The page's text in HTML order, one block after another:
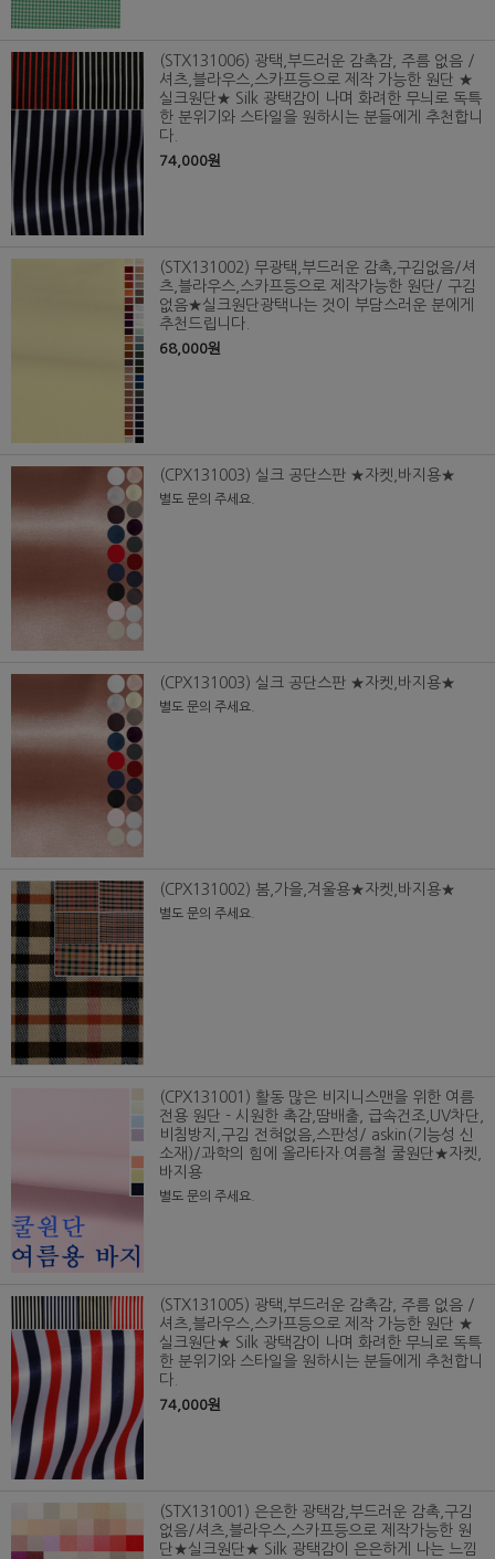
(STX131006) 광택,부드러운 감촉감, 주름 없음 /
셔츠,블라우스,스카프등으로 제작 가능한 원단 ★
실크원단★ Silk 광택감이 나며 화려한 무늬로 독특
한 분위기와 스타일을 원하시는 분들에게 추천합니
다.
74,000원
(STX131002) 무광택,부드러운 감촉,구김없음/셔
츠,블라우스,스카프등으로 제작가능한 원단/ 구김
없음★실크원단광택나는 것이 부담스러운 분에게
추천드립니다.
68,000원
(CPX131003) 실크 공단스판 ★자켓,바지용★
별도 문의 주세요.
(CPX131003) 실크 공단스판 ★자켓,바지용★
별도 문의 주세요.
(CPX131002) 봄,가을,겨울용★자켓,바지용★
별도 문의 주세요.
(CPX131001) 활동 많은 비지니스맨을 위한 여름
전용 원단 - 시원한 촉감,땀배출, 급속건조,UV차단,
비침방지,구김 전혀없음,스판성/ askin(기능성 신
소재)/과학의 힘에 올라타자.여름철 쿨원단★자켓,
바지용
별도 문의 주세요.
(STX131005) 광택,부드러운 감촉감, 주름 없음 /
셔츠,블라우스,스카프등으로 제작 가능한 원단 ★
실크원단★ Silk 광택감이 나며 화려한 무늬로 독특
한 분위기와 스타일을 원하시는 분들에게 추천합니
다.
74,000원
(STX131001) 은은한 광택감,부드러운 감촉,구김
없음/셔츠,블라우스,스카프등으로 제작가능한 원
단★실크원단★ Silk 광택감이 은은하게 나는 느낌